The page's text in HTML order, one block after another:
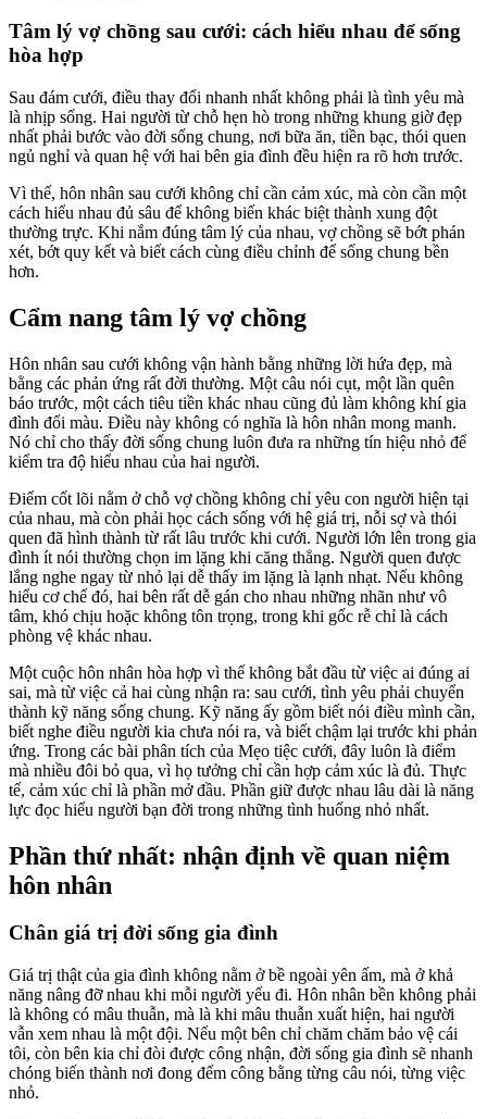
Tâm lý vợ chồng sau cưới: cách hiểu nhau để sống
hòa hợp
Sau đám cưới, điều thay đổi nhanh nhất không phải là tình yêu mà
là nhịp sống. Hai người từ chỗ hẹn hò trong những khung giờ đẹp
nhất phải bước vào đời sống chung, nơi bữa ăn, tiền bạc, thói quen
ngủ nghỉ và quan hệ với hai bên gia đình đều hiện ra rõ hơn trước.
Vì thế, hôn nhân sau cưới không chỉ cần cảm xúc, mà còn cần một
cách hiểu nhau đủ sâu để không biến khác biệt thành xung đột
thường trực. Khi nắm đúng tâm lý của nhau, vợ chồng sẽ bớt phán
xét, bớt quy kết và biết cách cùng điều chỉnh để sống chung bền
hơn.
Cẩm nang tâm lý vợ chồng
Hôn nhân sau cưới không vận hành bằng những lời hứa đẹp, mà
bằng các phản ứng rất đời thường. Một câu nói cụt, một lần quên
báo trước, một cách tiêu tiền khác nhau cũng đủ làm không khí gia
đình đổi màu. Điều này không có nghĩa là hôn nhân mong manh.
Nó chỉ cho thấy đời sống chung luôn đưa ra những tín hiệu nhỏ để
kiểm tra độ hiểu nhau của hai người.
Điểm cốt lõi nằm ở chỗ vợ chồng không chỉ yêu con người hiện tại
của nhau, mà còn phải học cách sống với hệ giá trị, nỗi sợ và thói
quen đã hình thành từ rất lâu trước khi cưới. Người lớn lên trong gia
đình ít nói thường chọn im lặng khi căng thẳng. Người quen được
lắng nghe ngay từ nhỏ lại dễ thấy im lặng là lạnh nhạt. Nếu không
hiểu cơ chế đó, hai bên rất dễ gán cho nhau những nhãn như vô
tâm, khó chịu hoặc không tôn trọng, trong khi gốc rễ chỉ là cách
phòng vệ khác nhau.
Một cuộc hôn nhân hòa hợp vì thế không bắt đầu từ việc ai đúng ai
sai, mà từ việc cả hai cùng nhận ra: sau cưới, tình yêu phải chuyển
thành kỹ năng sống chung. Kỹ năng ấy gồm biết nói điều mình cần,
biết nghe điều người kia chưa nói ra, và biết chậm lại trước khi phản
ứng. Trong các bài phân tích của Mẹo tiệc cưới, đây luôn là điểm
mà nhiều đôi bỏ qua, vì họ tưởng chỉ cần hợp cảm xúc là đủ. Thực
tế, cảm xúc chỉ là phần mở đầu. Phần giữ được nhau lâu dài là năng
lực đọc hiểu người bạn đời trong những tình huống nhỏ nhất.
Phần thứ nhất: nhận định về quan niệm
hôn nhân
Chân giá trị đời sống gia đình
Giá trị thật của gia đình không nằm ở bề ngoài yên ấm, mà ở khả
năng nâng đỡ nhau khi mỗi người yếu đi. Hôn nhân bền không phải
là không có mâu thuẫn, mà là khi mâu thuẫn xuất hiện, hai người
vẫn xem nhau là một đội. Nếu một bên chỉ chăm chăm bảo vệ cái
tôi, còn bên kia chỉ đòi được công nhận, đời sống gia đình sẽ nhanh
chóng biến thành nơi đong đếm công bằng từng câu nói, từng việc
nhỏ.